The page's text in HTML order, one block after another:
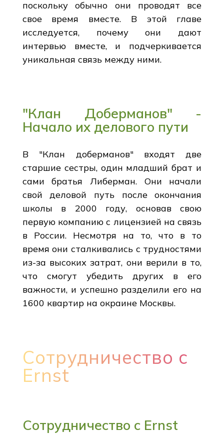
поскольку обычно они проводят все
свое время вместе. В этой главе
исследуется, почему они дают
интервью вместе, и подчеркивается
уникальная связь между ними.
"Клан Доберманов" -
Начало их делового пути
В "Клан доберманов" входят две
старшие сестры, один младший брат и
сами братья Либерман. Они начали
свой деловой путь после окончания
школы в 2000 году, основав свою
первую компанию с лицензией на связь
в России. Несмотря на то, что в то
время они сталкивались с трудностями
из-за высоких затрат, они верили в то,
что смогут убедить других в его
важности, и успешно разделили его на
1600 квартир на окраине Москвы.
Сотрудничество с
Ernst
Сотрудничество с Ernst